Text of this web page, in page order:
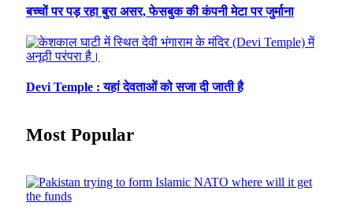
बच्चों पर पड़ रहा बुरा असर, फेसबुक की कंपनी मेटा पर जुर्माना
Devi Temple : यहां देवताओं को सजा दी जाती है
Most Popular